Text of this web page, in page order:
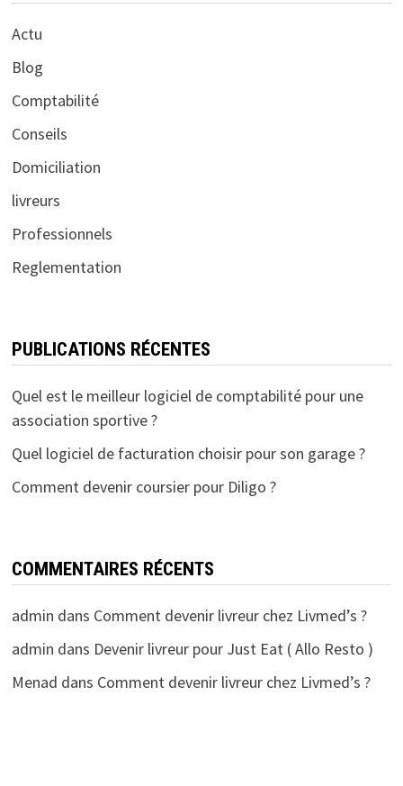
Actu
Blog
Comptabilité
Conseils
Domiciliation
livreurs
Professionnels
Reglementation
PUBLICATIONS RÉCENTES
Quel est le meilleur logiciel de comptabilité pour une
association sportive ?
Quel logiciel de facturation choisir pour son garage ?
Comment devenir coursier pour Diligo ?
COMMENTAIRES RÉCENTS
admin dans Comment devenir livreur chez Livmed’s ?
admin dans Devenir livreur pour Just Eat ( Allo Resto )
Menad dans Comment devenir livreur chez Livmed’s ?